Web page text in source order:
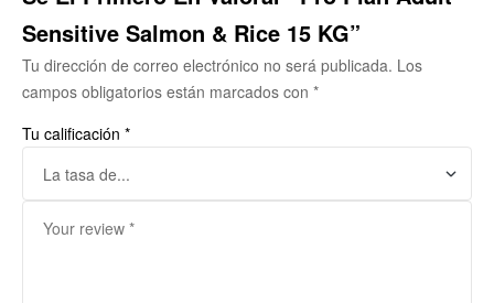
Sensitive Salmon & Rice 15 KG”
Tu dirección de correo electrónico no será publicada. Los
campos obligatorios están marcados con *
Tu calificación *